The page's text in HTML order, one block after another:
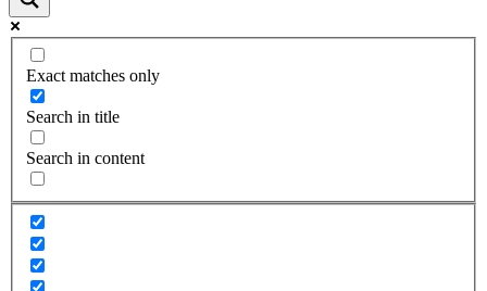
Exact matches only
Search in title
Search in content